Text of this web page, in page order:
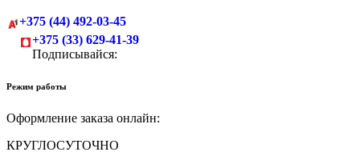
+375 (44) 492-03-45
+375 (33) 629-41-39
Подписывайся:
Режим работы
Оформление заказа онлайн:
КРУГЛОСУТОЧНО